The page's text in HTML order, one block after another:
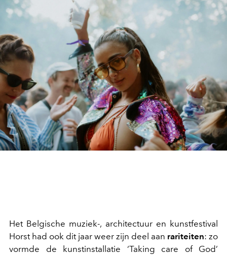
Het Belgische muziek-, architectuur en kunstfestival
Horst had ook dit jaar weer zijn deel aan rariteiten: zo
vormde de kunstinstallatie ‘Taking care of God’